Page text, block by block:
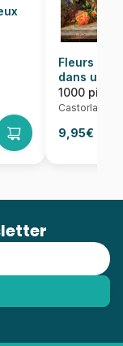
Fleurs de
dans un
Radieux
1000
Castorland
9,95€